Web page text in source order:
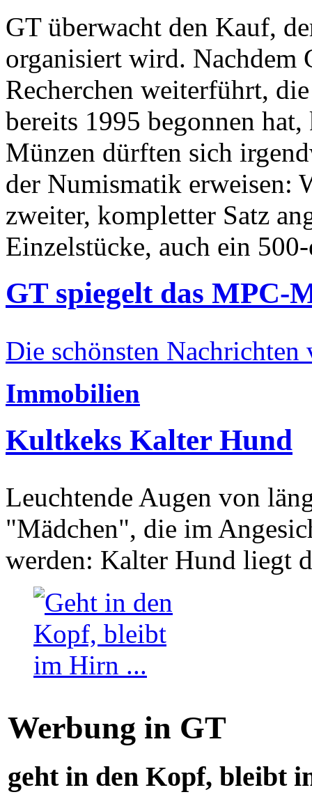
GT überwacht den Kauf,
organisiert wird. Nachdem
Recherchen weiterführt,
bereits 1995 begonnen
Münzen dürften sich
der Numismatik erweisen:
zweiter, kompletter Satz
Einzelstücke, auch ein
GT spiegelt das MPC-
Die schönsten Nachrichten
Immobilien
Kultkeks Kalter Hund
Leuchtende Augen von
"Mädchen", die im
werden: Kalter Hund liegt
Werbung in GT
geht in den Kopf, bleibt